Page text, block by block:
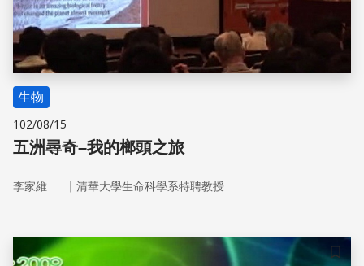
生物
102/08/15
五洲尋奇–我的榔頭之旅
李家維 ｜ 清華大學生命科學系特聘教授
儲存